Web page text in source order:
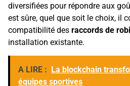
diversifiées pour répondre aux
est sûre, quel que soit le choix, il
compatibilité des raccords de
installation existante.
A LIRE :
La blockchain
équipes sportives